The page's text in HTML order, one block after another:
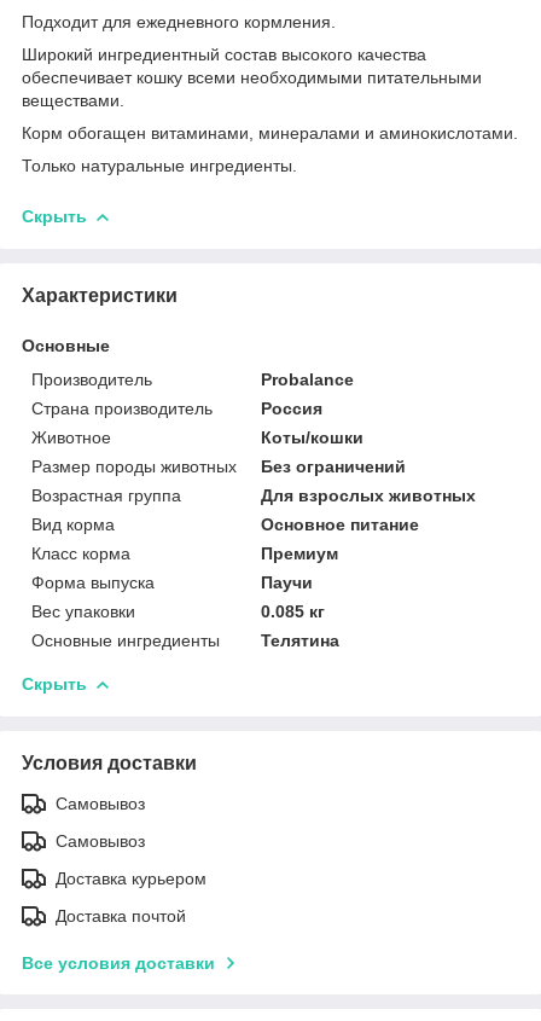
Подходит для ежедневного кормления.
Широкий ингредиентный состав высокого качества
обеспечивает кошку всеми необходимыми питательными
веществами.
Корм обогащен витаминами, минералами и аминокислотами.
Только натуральные ингредиенты.
Скрыть
Характеристики
Основные
Производитель
Probalance
Страна производитель
Россия
Животное
Коты/кошки
Размер породы животных
Без ограничений
Возрастная группа
Для взрослых животных
Вид корма
Основное питание
Класс корма
Премиум
Форма выпуска
Паучи
Вес упаковки
0.085 кг
Основные ингредиенты
Телятина
Скрыть
Условия доставки
Самовывоз
Самовывоз
Доставка курьером
Доставка почтой
Все условия доставки